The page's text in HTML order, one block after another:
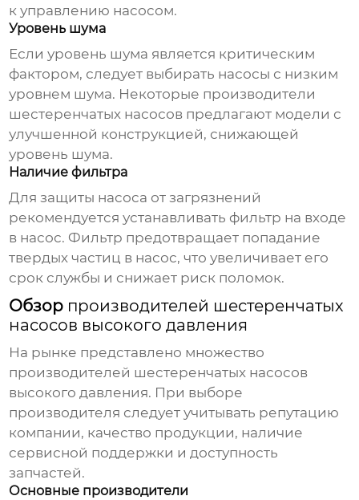
к управлению насосом.
Уровень шума
Если уровень шума является критическим
фактором, следует выбирать насосы с низким
уровнем шума. Некоторые производители
шестеренчатых насосов предлагают модели с
улучшенной конструкцией, снижающей
уровень шума.
Наличие фильтра
Для защиты насоса от загрязнений
рекомендуется устанавливать фильтр на входе
в насос. Фильтр предотвращает попадание
твердых частиц в насос, что увеличивает его
срок службы и снижает риск поломок.
Обзор производителей шестеренчатых
насосов высокого давления
На рынке представлено множество
производителей шестеренчатых насосов
высокого давления. При выборе
производителя следует учитывать репутацию
компании, качество продукции, наличие
сервисной поддержки и доступность
запчастей.
Основные производители